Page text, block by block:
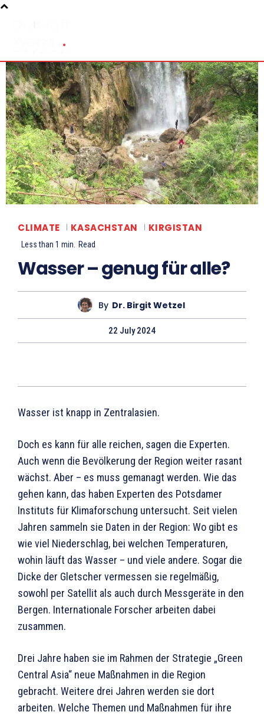
CLIMATE KASACHSTAN KIRGISTAN
Less than 1 min. Read
Wasser – genug für alle?
By Dr. Birgit Wetzel
22 July 2024
Wasser ist knapp in Zentralasien.
Doch es kann für alle reichen, sagen die Experten.
Auch wenn die Bevölkerung der Region weiter rasant
wächst. Aber – es muss gemanagt werden. Wie das
gehen kann, das haben Experten des Potsdamer
Instituts für Klimaforschung untersucht. Seit vielen
Jahren sammeln sie Daten in der Region: Wo gibt es
wie viel Niederschlag, bei welchen Temperaturen,
wohin läuft das Wasser – und viele andere. Sogar die
Dicke der Gletscher vermessen sie regelmäßig,
sowohl per Satellit als auch durch Messgeräte in den
Bergen. Internationale Forscher arbeiten dabei
zusammen.
Drei Jahre haben sie im Rahmen der Strategie „Green
Central Asia“ neue Maßnahmen in die Region
gebracht. Weitere drei Jahren werden sie dort
arbeiten. Welche Themen und Maßnahmen für ihre